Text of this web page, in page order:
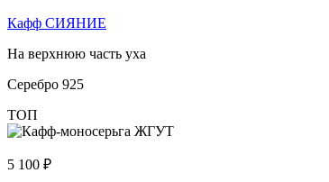
Кафф СИЯНИЕ
На верхнюю часть уха
Серебро 925
ТОП
5 100 ₽